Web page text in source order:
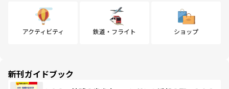
アクティビティ 鉄道・フライト ショップ
新刊ガイドブック